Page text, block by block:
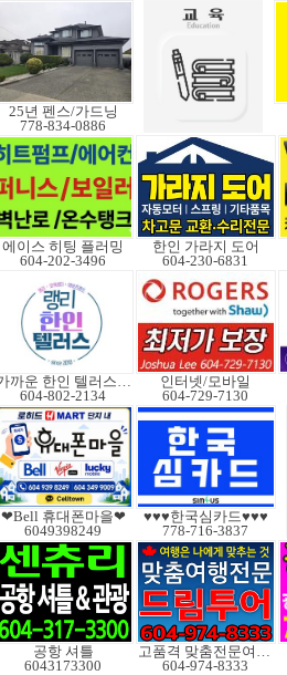
25년 펜스/가드닝
778-834-0886
에이스 히팅 플러밍
604-202-3496
한인 가라지 도어
604-230-6831
가까운 한인 텔러스쿠도
604-802-2134
인터넷/모바일
604-729-7130
❤Bell 휴대폰마을❤
6049398249
♥♥♥한국심카드♥♥♥
778-716-3837
공항 셔틀
6043173300
고품격 맞춤전문여행사
604-974-8333